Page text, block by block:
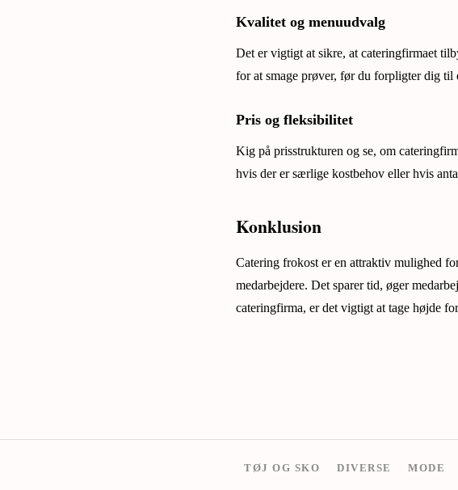
Kvalitet og menuudvalg
Det er vigtigt at sikre, at cateringfirmaet
for at smage prøver, før du forpligter dig til
Pris og fleksibilitet
Kig på prisstrukturen og se, om
hvis der er særlige kostbehov eller hvis
Konklusion
Catering frokost er en attraktiv mulighed
medarbejdere. Det sparer tid, øger
cateringfirma, er det vigtigt at tage højde
TØJ OG SKO DIVERSE MODE